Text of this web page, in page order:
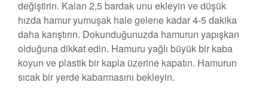
değiştirin. Kalan 2,5 bardak unu ekleyin ve düşük
hızda hamur yumuşak hale gelene kadar 4-5 dakika
daha karıştırın. Dokunduğunuzda hamurun yapışkan
olduğuna dikkat edin. Hamuru yağlı büyük bir kaba
koyun ve plastik bir kapla üzerine kapatın. Hamurun
sıcak bir yerde kabarmasını bekleyin.